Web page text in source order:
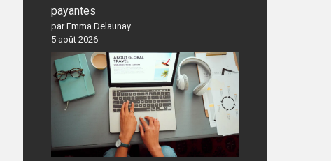
payantes
par Emma Delaunay
5 août 2026